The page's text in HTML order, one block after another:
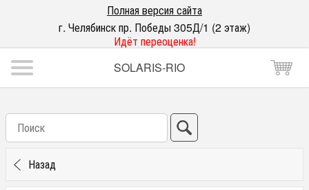
Полная версия сайта
г. Челябинск пр. Победы 305Д/1 (2 этаж)
Идёт переоценка!
SOLARIS-RIO
Назад